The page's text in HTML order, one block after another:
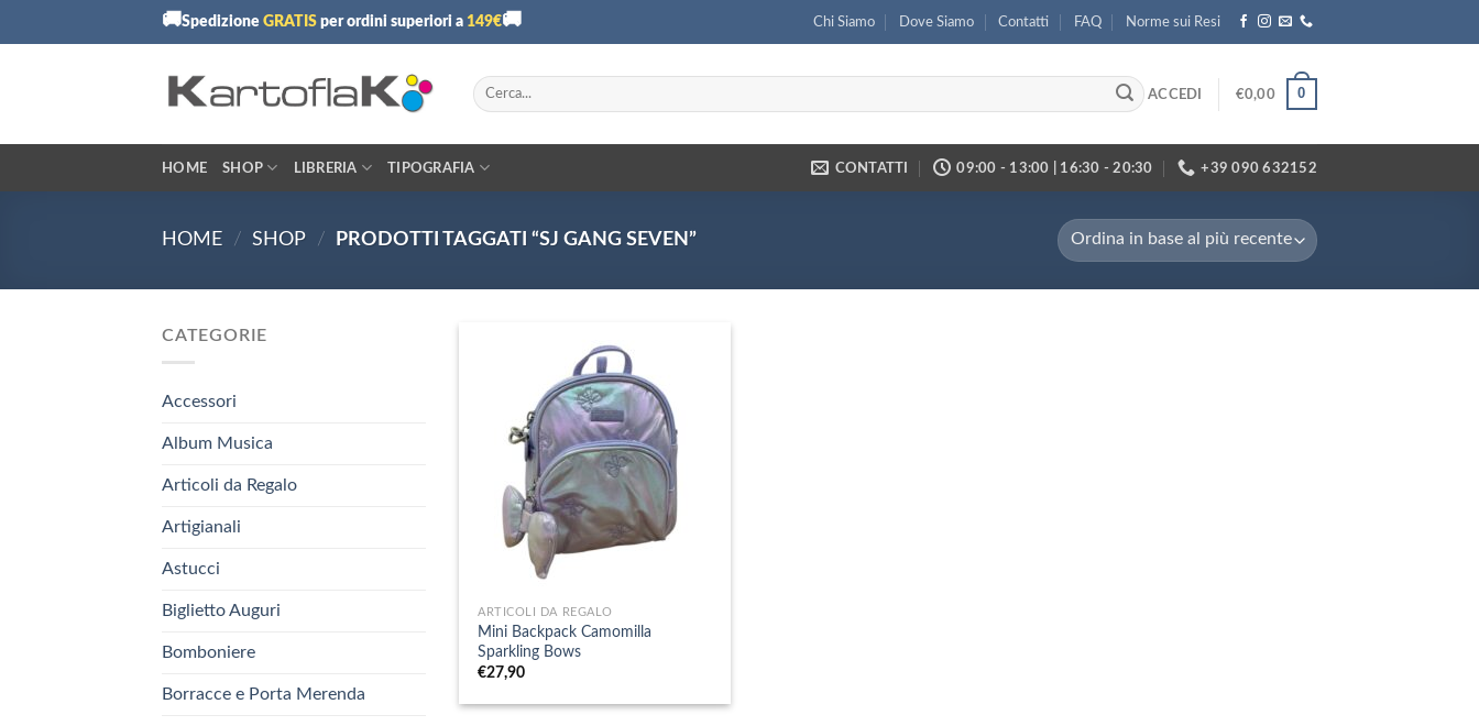
🚚Spedizione GRATIS per ordini superiori a 149€🚚 Chi Siamo Dove Siamo Contatti FAQ Norme sui Resi
Cerca:
ACCEDI €0,00 0
HOME SHOP LIBRERIA TIPOGRAFIA CONTATTI 09:00 - 13:00 | 16:30 - 20:30 +39 090 632152
HOME / SHOP / PRODOTTI TAGGATI “SJ GANG SEVEN”
CATEGORIE
Accessori
Album Musica
Articoli da Regalo
Artigianali
Astucci
Biglietto Auguri
Bomboniere
Borracce e Porta Merenda
ARTICOLI DA REGALO
Mini Backpack Camomilla
Sparkling Bows
€27,90